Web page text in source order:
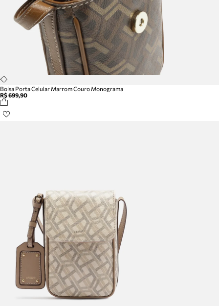
Bolsa Porta Celular Marrom Couro Monograma
R$ 699,90